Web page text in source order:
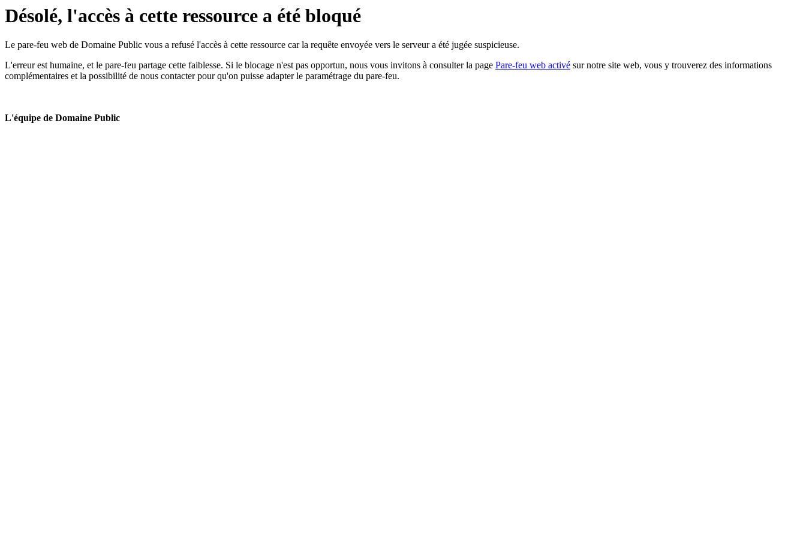
Désolé, l'accès à cette ressource a été bloqué
Le pare-feu web de Domaine Public vous a refusé l'accès à cette ressource car la requête envoyée vers le serveur a été jugée suspicieuse.
L'erreur est humaine, et le pare-feu partage cette faiblesse. Si le blocage n'est pas opportun, nous vous invitons à consulter la page Pare-feu web activé sur notre site web, vous y trouverez des informations
complémentaires et la possibilité de nous contacter pour qu'on puisse adapter le paramétrage du pare-feu.
L'équipe de Domaine Public